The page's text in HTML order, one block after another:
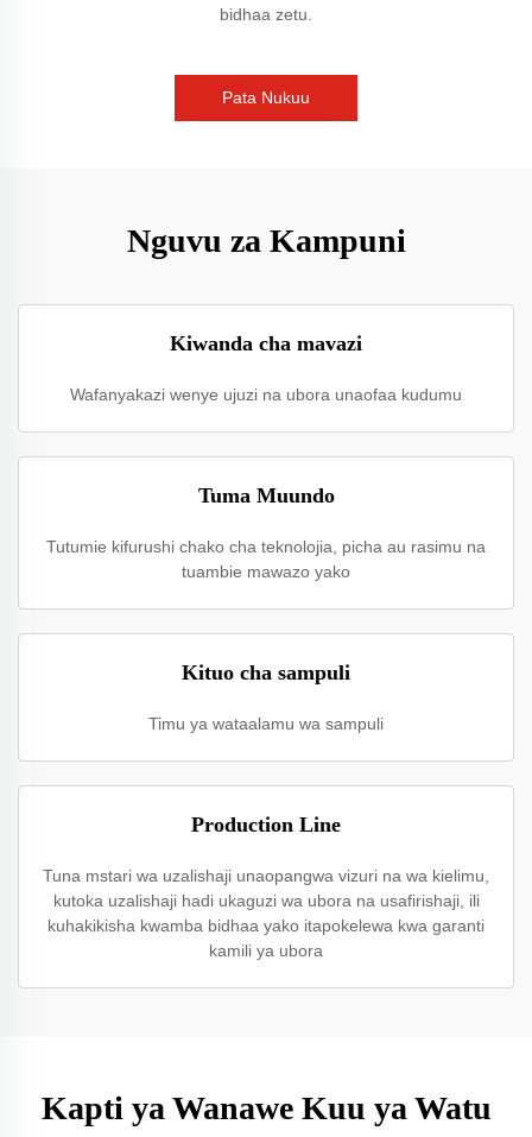
bidhaa zetu.
Pata Nukuu
Nguvu za Kampuni
Kiwanda cha mavazi
Wafanyakazi wenye ujuzi na ubora unaofaa kudumu
Tuma Muundo
Tutumie kifurushi chako cha teknolojia, picha au rasimu na
tuambie mawazo yako
Kituo cha sampuli
Timu ya wataalamu wa sampuli
Production Line
Tuna mstari wa uzalishaji unaopangwa vizuri na wa kielimu,
kutoka uzalishaji hadi ukaguzi wa ubora na usafirishaji, ili
kuhakikisha kwamba bidhaa yako itapokelewa kwa garanti
kamili ya ubora
Kapti ya Wanawe Kuu ya Watu